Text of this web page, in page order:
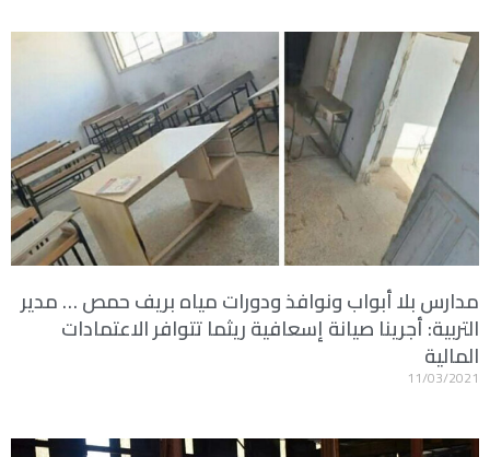
مدارس بلا أبواب ونوافذ ودورات مياه بريف حمص … مدير
التربية: أجرينا صيانة إسعافية ريثما تتوافر الاعتمادات
المالية
11/03/2021